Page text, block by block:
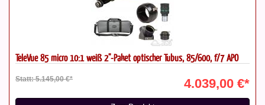
TeleVue 85 micro 10:1 weiß 2"-Paket optischer Tubus, 85/600, f/7 APO
Statt: 5.145,00 €* 4.039,00 €*